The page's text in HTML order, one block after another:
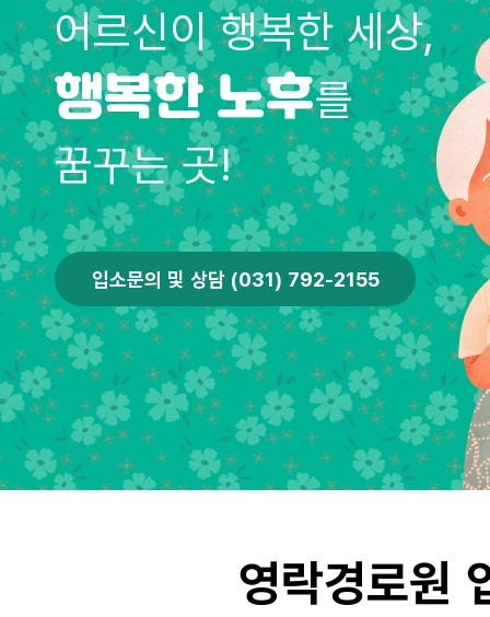
어르신이 행복한 세상,
행복한 노후를
꿈꾸는 곳!
입소문의 및 상담 (031) 792-2155
영락경로원